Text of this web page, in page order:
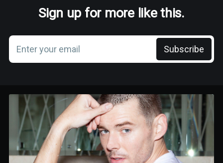
Sign up for more like this.
Enter your email Subscribe